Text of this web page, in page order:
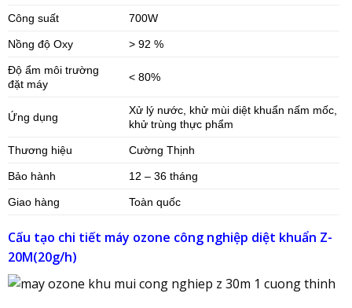
Công suất 700W
Nồng độ Oxy > 92 %
Độ ẩm môi trường
đặt máy
< 80%
Ứng dụng
Xử lý nước, khử mùi diệt khuẩn nấm mốc,
khử trùng thực phẩm
Thương hiệu Cường Thịnh
Bảo hành 12 – 36 tháng
Giao hàng Toàn quốc
Cấu tạo chi tiết máy ozone công nghiệp diệt khuẩn Z-
20M(20g/h)